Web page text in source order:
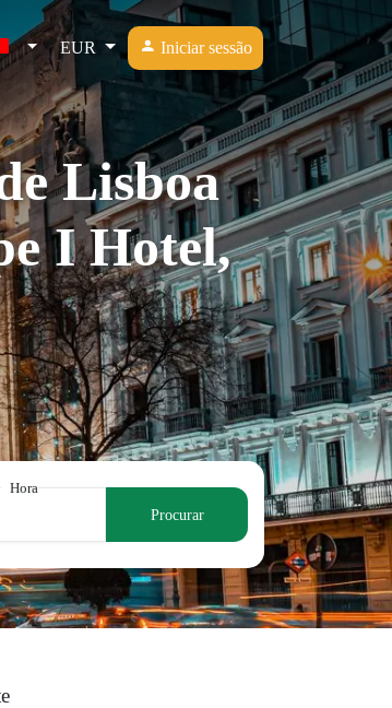
EUR Iniciar sessão
Lisboa
I Hotel,
Hora
Procurar